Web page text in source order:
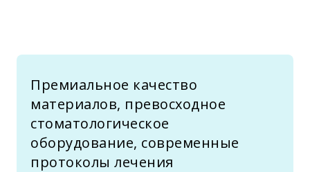
Премиальное качество
материалов, превосходное
стоматологическое
оборудование, современные
протоколы лечения